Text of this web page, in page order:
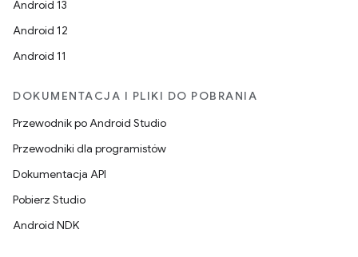
Android 13
Android 12
Android 11
DOKUMENTACJA I PLIKI DO POBRANIA
Przewodnik po Android Studio
Przewodniki dla programistów
Dokumentacja API
Pobierz Studio
Android NDK